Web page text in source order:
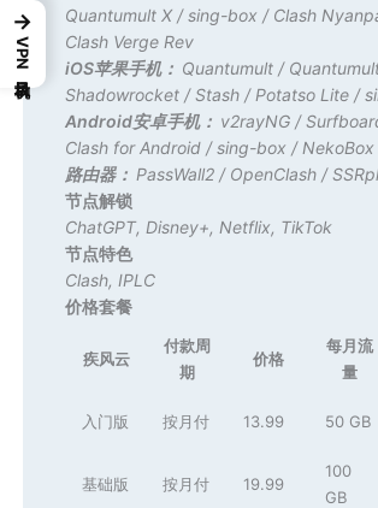
Quantumult X /sing-box / Clash
Clash Verge Rev
iOS苹果手机： Quantumult /
Shadowrocket /Stash / Potatso Lite /
Android安卓手机： v2rayNG /
Clash for Android /sing-box /
路由器： PassWall2 / OpenClash /
节点解锁
ChatGPT, Disney+, Netflix, TikTok
节点特色
Clash, IPLC
价格套餐
疾风云
付款周
期
价格
每月流
量
入门版 按月付 13.99 50 GB
基础版 按月付 19.99
100
GB
→
VPN机场目录